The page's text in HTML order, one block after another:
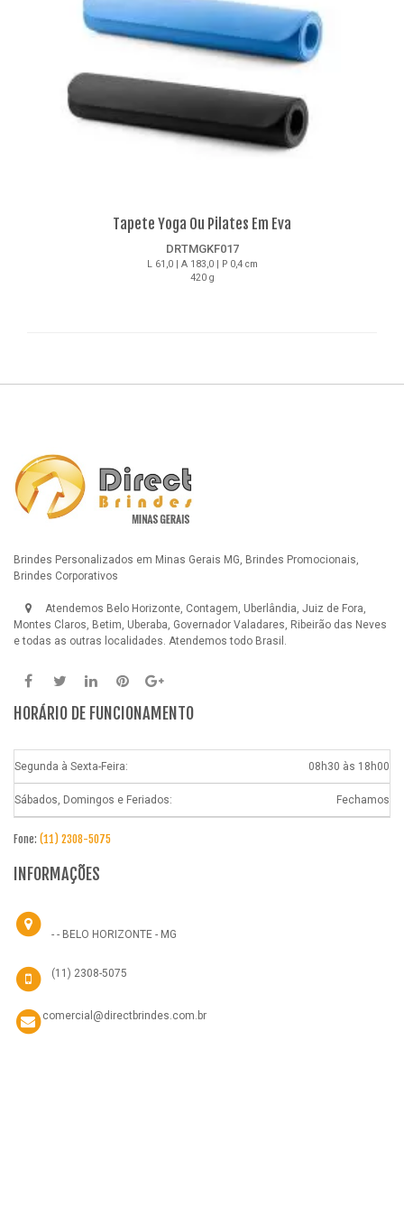
Tapete Yoga Ou Pilates Em Eva
DRTMGKF017
L 61,0 | A 183,0 | P 0,4 cm
420 g
Brindes Personalizados em Minas Gerais MG, Brindes Promocionais,
Brindes Corporativos
Atendemos Belo Horizonte, Contagem, Uberlândia, Juiz de Fora,
Montes Claros, Betim, Uberaba, Governador Valadares, Ribeirão das Neves
e todas as outras localidades. Atendemos todo Brasil.
HORÁRIO DE FUNCIONAMENTO
Segunda à Sexta-Feira: 08h30 às 18h00
Sábados, Domingos e Feriados: Fechamos
Fone: (11) 2308-5075
INFORMAÇÕES
- - BELO HORIZONTE - MG
(11) 2308-5075
comercial@directbrindes.com.br